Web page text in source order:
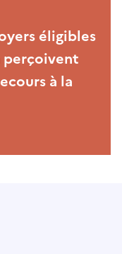
éligibles
perçoivent
à la